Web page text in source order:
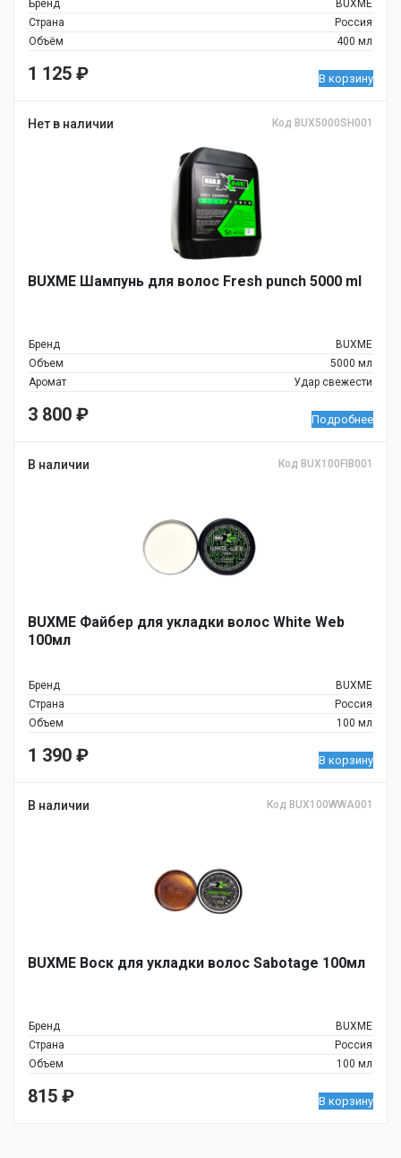
Бренд
BUXME
Страна
Россия
Объём
400 мл
1 125 ₽ В корзину
Нет в наличии Код BUX5000SH001
BUXME Шампунь для волос Fresh punch 5000 ml
Бренд
BUXME
Объем
5000 мл
Аромат
Удар свежести
3 800 ₽ Подробнее
В наличии Код BUX100FIB001
BUXME Файбер для укладки волос White Web
100мл
Бренд
BUXME
Страна
Россия
Объем
100 мл
1 390 ₽ В корзину
В наличии Код BUX100WWA001
BUXME Воск для укладки волос Sabotage 100мл
Бренд
BUXME
Страна
Россия
Объем
100 мл
815 ₽ В корзину